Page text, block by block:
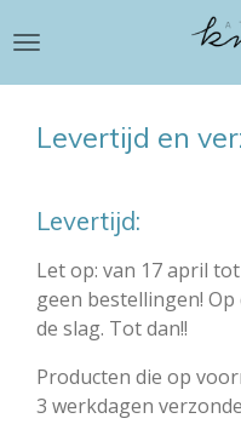
direct
naar
hoofdinhoud
Levertijd en
Levertijd:
Let op: van 17 april
geen bestellingen!
de slag. Tot dan!!
Producten die op
3 werkdagen